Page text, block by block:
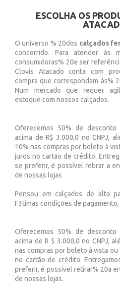
ESCOLHA OS
O universo % 20dos calçados
concorrido. Para atender às
consumidoras% 20e ser
Clovis Atacado conta com
compra que correspondam às%
Num mercado que requer
estoque com nossos calçados.
Oferecemos 50% de
acima de R$ 3.000,0 no CNPJ,
10% nas compras por boleto à
juros no cartão de crédito.
se preferir, é possível retirar a
de nossas lojas
Pensou em calçados de alto
F3timas condições de
Oferecemos 50% de
acima de R $ 3.000,0 no CNPJ,
nas compras por boleto à vista
no cartão de crédito.
preferir, é possível retirar% 20a
de nossas lojas.